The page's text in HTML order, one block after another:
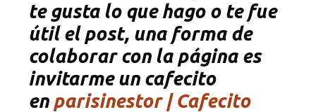
te gusta lo que hago o te fue
útil el post, una forma de
colaborar con la página es
invitarme un cafecito
en parisinestor | Cafecito